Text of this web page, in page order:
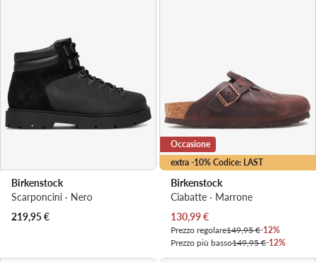
Birkenstock
Scarponcini · Nero
219,95€
extra -10% Codice: LAST
Occasione
Birkenstock
Ciabatte · Marrone
Prezzo attuale
130,99€
Prezzo regolare149,95 €-12%
Prezzo più basso149,95 €-12%